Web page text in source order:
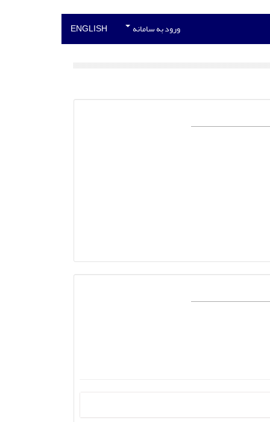
ورود به سامانه ENGLISH